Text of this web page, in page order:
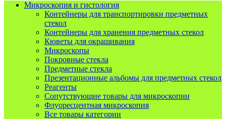
Микроскопия и гистология
Контейнеры для транспортировки предметных
стекол
Контейнеры для хранения предметных стекол
Кюветы для окрашивания
Микроскопы
Покровные стекла
Предметные стекла
Презентационные альбомы для предметных стекол
Реагенты
Сопутствующие товары для микроскопии
Флуоресцентная микроскопия
Все товары категории